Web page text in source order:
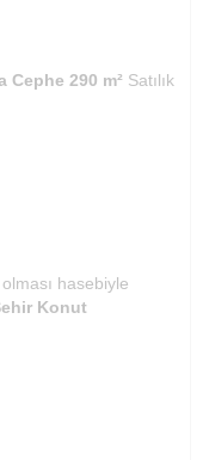
Cephe 290 m² Satılık
hasebiyle
Konut